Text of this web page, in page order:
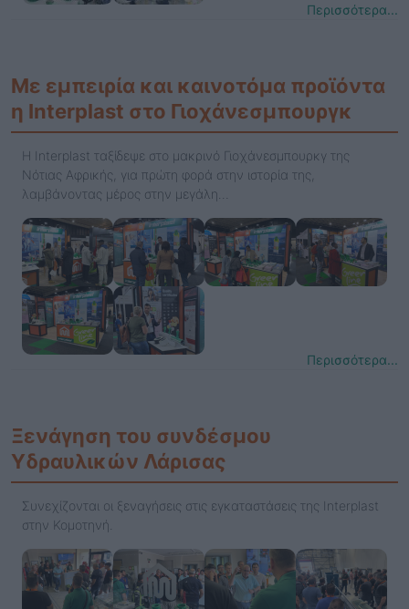
Περισσότερα...
Με εμπειρία και καινοτόμα προϊόντα
η Interplast στο Γιοχάνεσμπουργκ
Η Interplast ταξίδεψε στο μακρινό Γιοχάνεσμπουρκγ της
Νότιας Αφρικής, για πρώτη φορά στην ιστορία της,
λαμβάνοντας μέρος στην μεγάλη…
Περισσότερα...
Ξενάγηση του συνδέσμου
Υδραυλικών Λάρισας
Συνεχίζονται οι ξεναγήσεις στις εγκαταστάσεις της Interplast
στην Κομοτηνή.